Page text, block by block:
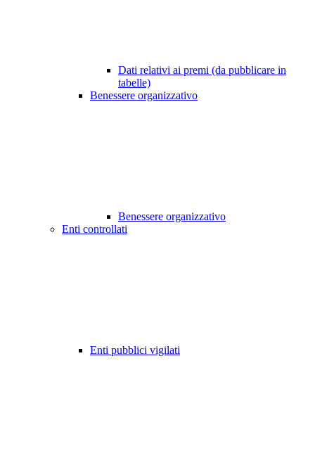
Dati relativi ai premi (da pubblicare in
tabelle)
Benessere organizzativo
Benessere organizzativo
Enti controllati
Enti pubblici vigilati